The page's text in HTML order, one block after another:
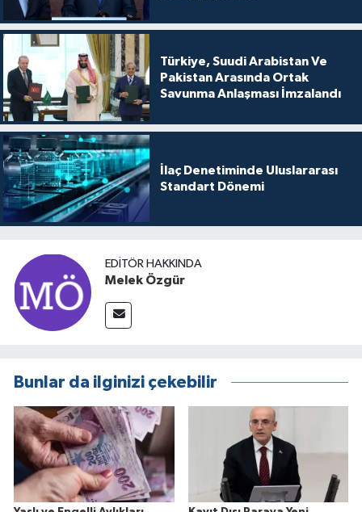
Türkiye, Suudi Arabistan Ve
Pakistan Arasında Ortak
Savunma Anlaşması İmzalandı
İlaç Denetiminde Uluslararası
Standart Dönemi
EDITÖR HAKKINDA
Melek Özgür
Bunlar da ilginizi çekebilir